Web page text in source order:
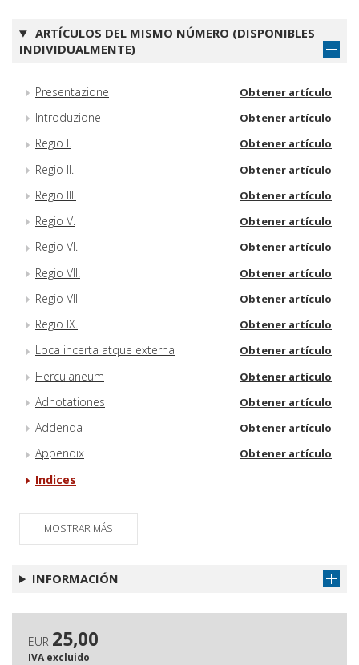
ARTÍCULOS DEL MISMO NÚMERO (DISPONIBLES
INDIVIDUALMENTE)
Presentazione Obtener artículo
Introduzione Obtener artículo
Regio I. Obtener artículo
Regio II. Obtener artículo
Regio III. Obtener artículo
Regio V. Obtener artículo
Regio VI. Obtener artículo
Regio VII. Obtener artículo
Regio VIII Obtener artículo
Regio IX. Obtener artículo
Loca incerta atque externa Obtener artículo
Herculaneum Obtener artículo
Adnotationes Obtener artículo
Addenda Obtener artículo
Appendix Obtener artículo
Indices
MOSTRAR MÁS
INFORMACIÓN
EUR 25,00
IVA excluido